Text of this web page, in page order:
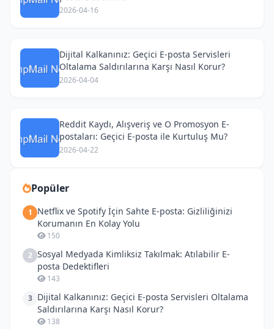
2026-04-16
Dijital Kalkanınız: Geçici E-posta Servisleri
Oltalama Saldırılarına Karşı Nasıl Korur?
2026-04-04
Reddit Kaydı, Alışveriş ve O Promosyon E-
postaları: Geçici E-posta ile Kurtuluş Mu?
2026-04-22
Popüler
1
Netflix ve Spotify İçin Sahte E-posta: Gizliliğinizi
Korumanın En Kolay Yolu
150
2 Sosyal Medyada Kimliksiz Takılmak: Atılabilir E-
posta Dedektifleri
143
3 Dijital Kalkanınız: Geçici E-posta Servisleri Oltalama
Saldırılarına Karşı Nasıl Korur?
138